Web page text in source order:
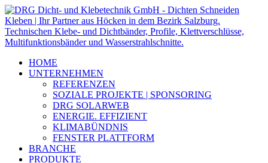
HOME
UNTERNEHMEN
REFERENZEN
SOZIALE PROJEKTE | SPONSORING
DRG SOLARWEB
ENERGIE. EFFIZIENT
KLIMABÜNDNIS
FENSTER PLATTFORM
BRANCHE
PRODUKTE